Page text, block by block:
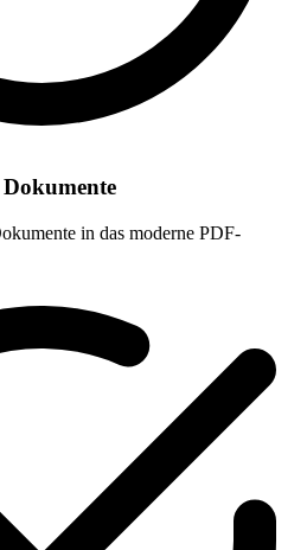
in das moderne PDF-